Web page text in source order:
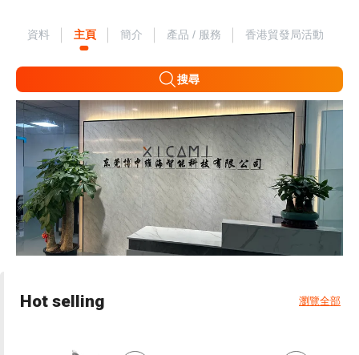
資料 主頁 簡介 產品 / 服務 香港貿發局活動
搜尋
Hot selling 瀏覽全部